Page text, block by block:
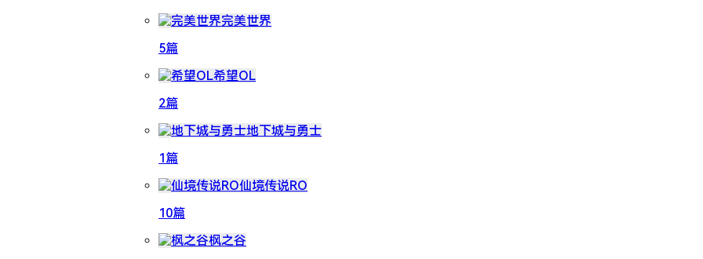
完美世界
5篇
希望OL
2篇
地下城与勇士
1篇
仙境传说RO
10篇
枫之谷